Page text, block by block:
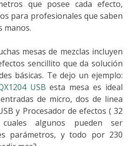
que posee cada efecto,
para profesionales que saben
manos.
mesas de mezclas incluyen
sencillito que da solución
básicas. Te dejo un ejemplo:
USB esta mesa es ideal
de micro, dos de linea
y Procesador de efectos ( 32
algunos pueden ser
parámetros, y todo por 230